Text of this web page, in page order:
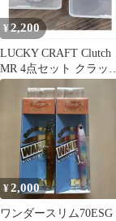
¥2,200
LUCKY CRAFT Clutch
MR 4点セット クラッチ
新品
¥2,000
ワンダースリム70ESG